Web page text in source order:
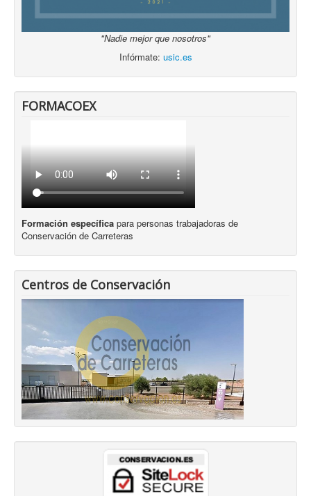
"Nadie mejor que nosotros"
Infórmate: usic.es
FORMACOEX
Formación específica para personas trabajadoras de
Conservación de Carreteras
Centros de Conservación